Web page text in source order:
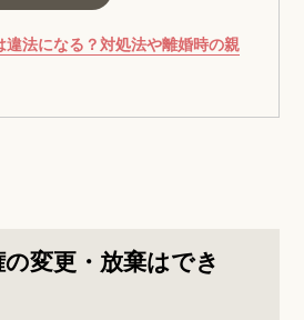
違法になる？対処法や離婚時の親
変更・放棄はでき